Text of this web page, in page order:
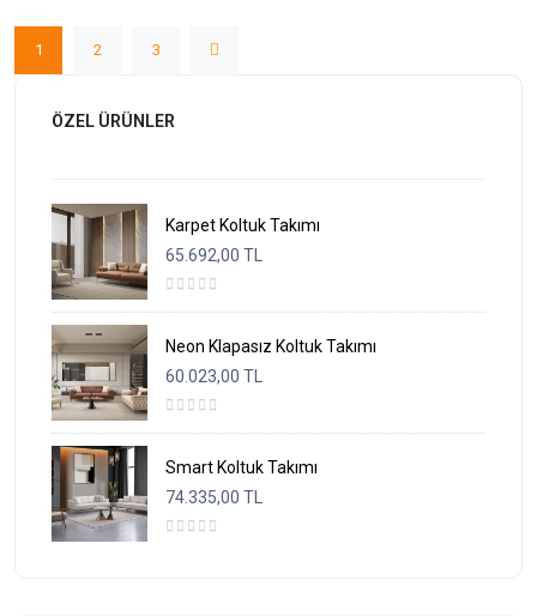
1 2 3
ÖZEL ÜRÜNLER
Karpet Koltuk Takımı
65.692,00 TL
Neon Klapasız Koltuk Takımı
60.023,00 TL
Smart Koltuk Takımı
74.335,00 TL